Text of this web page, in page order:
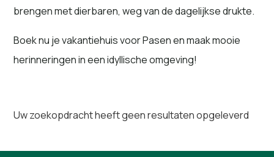
brengen met dierbaren, weg van de dagelijkse drukte.
Boek nu je vakantiehuis voor Pasen en maak mooie
herinneringen in een idyllische omgeving!
Uw zoekopdracht heeft geen resultaten opgeleverd